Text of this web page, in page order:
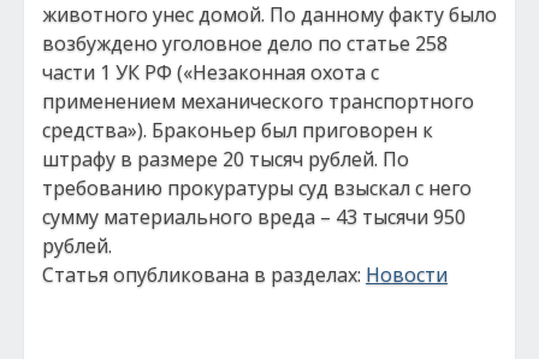
животного унес домой. По данному факту было
возбуждено уголовное дело по статье 258
части 1 УК РФ («Незаконная охота с
применением механического транспортного
средства»). Браконьер был приговорен к
штрафу в размере 20 тысяч рублей. По
требованию прокуратуры суд взыскал с него
сумму материального вреда – 43 тысячи 950
рублей.
Статья опубликована в разделах: Новости